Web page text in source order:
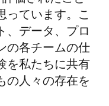
っています。こ
、データ、プロ
の各チームの仕
を私たちに共有
の人々の存在を